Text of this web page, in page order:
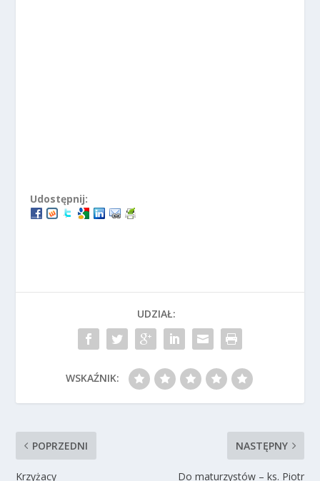
Udostępnij:
UDZIAŁ:
WSKAŹNIK:
POPRZEDNI
Krzyżacy
NASTĘPNY
Do maturzystów – ks. Piotr